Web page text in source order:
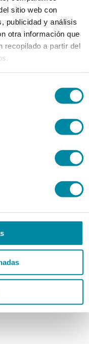
sitio web con
publicidad y análisis
otra información que
recopilado a partir del